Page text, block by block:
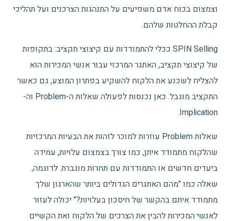
וצמצום בכוח אדם משפיעים על התנהגות הצרכנים ועל תהליכי
קבלת ההחלטות שלהם.
SPIN Selling ככלי להתמודדות עם קיצוצי תקציב: בתקופות
של קיצוצי תקציב, האתגר המרכזי עבור אנשי המכירות הוא
להצליח לשכנע את הלקוח להשקיע בפתרון המוצע, גם כאשר
התקציב מוגבל. כאן נכנסות לפעולה שאלות ה-Problem וה-
Implication.
שאלות Problem עוזרות למוכר לזהות את הבעיות המרכזיות
שהלקוח מתמודד איתן, כמו צורך בצמצום עלויות, עמידה
ביעדים חדשים או התמודדות עם תחרות מוגברת. לדוגמה,
שאלה כמו "מהם האתגרים הגדולים ביותר שהארגון שלך
מתמודד איתם בהקשר של חיסכון בעלויות?" יכולה לעזור
לאנשי המכירות להבין את הצרכים של הלקוח ואת הקשיים